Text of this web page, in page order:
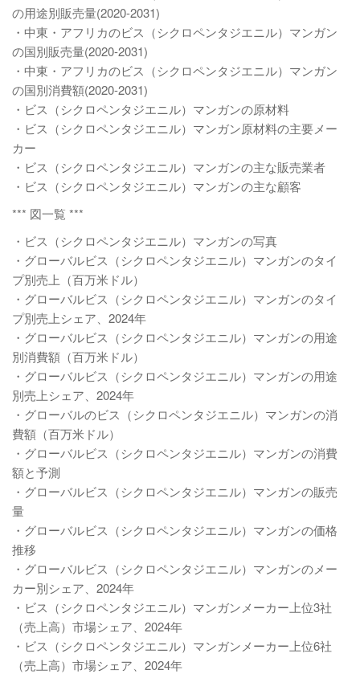
の用途別販売量(2020-2031)
・中東・アフリカのビス（シクロペンタジエニル）マンガン
の国別販売量(2020-2031)
・中東・アフリカのビス（シクロペンタジエニル）マンガン
の国別消費額(2020-2031)
・ビス（シクロペンタジエニル）マンガンの原材料
・ビス（シクロペンタジエニル）マンガン原材料の主要メー
カー
・ビス（シクロペンタジエニル）マンガンの主な販売業者
・ビス（シクロペンタジエニル）マンガンの主な顧客
*** 図一覧 ***
・ビス（シクロペンタジエニル）マンガンの写真
・グローバルビス（シクロペンタジエニル）マンガンのタイ
プ別売上（百万米ドル）
・グローバルビス（シクロペンタジエニル）マンガンのタイ
プ別売上シェア、2024年
・グローバルビス（シクロペンタジエニル）マンガンの用途
別消費額（百万米ドル）
・グローバルビス（シクロペンタジエニル）マンガンの用途
別売上シェア、2024年
・グローバルのビス（シクロペンタジエニル）マンガンの消
費額（百万米ドル）
・グローバルビス（シクロペンタジエニル）マンガンの消費
額と予測
・グローバルビス（シクロペンタジエニル）マンガンの販売
量
・グローバルビス（シクロペンタジエニル）マンガンの価格
推移
・グローバルビス（シクロペンタジエニル）マンガンのメー
カー別シェア、2024年
・ビス（シクロペンタジエニル）マンガンメーカー上位3社
（売上高）市場シェア、2024年
・ビス（シクロペンタジエニル）マンガンメーカー上位6社
（売上高）市場シェア、2024年